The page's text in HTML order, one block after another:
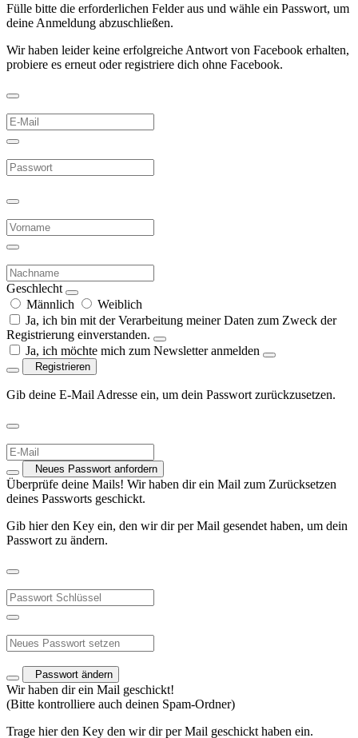
Fülle bitte die erforderlichen Felder aus und wähle ein Passwort, um
deine Anmeldung abzuschließen.
Wir haben leider keine erfolgreiche Antwort von Facebook erhalten,
probiere es erneut oder registriere dich ohne Facebook.
Geschlecht
Männlich
Weiblich
Ja, ich bin mit der Verarbeitung meiner Daten zum Zweck der
Registrierung einverstanden.
Ja, ich möchte mich zum Newsletter anmelden
Registrieren
Gib deine E-Mail Adresse ein, um dein Passwort zurückzusetzen.
Neues Passwort anfordern
Überprüfe deine Mails! Wir haben dir ein Mail zum Zurücksetzen
deines Passworts geschickt.
Gib hier den Key ein, den wir dir per Mail gesendet haben, um dein
Passwort zu ändern.
Passwort ändern
Wir haben dir ein Mail geschickt!
(Bitte kontrolliere auch deinen Spam-Ordner)
Trage hier den Key den wir dir per Mail geschickt haben ein.